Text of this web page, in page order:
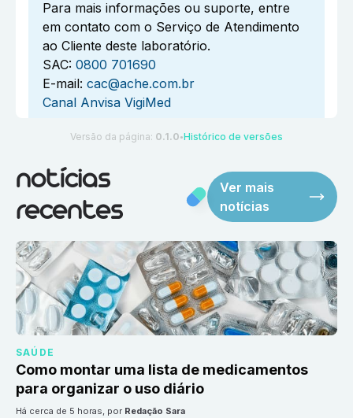
Para mais informações ou suporte, entre
em contato com o Serviço de Atendimento
ao Cliente deste laboratório.
SAC: 0800 701690
E-mail: cac@ache.com.br
Canal Anvisa VigiMed
Versão da página: 0.1.0 ●Histórico de versões
notícias
recentes
Ver mais
notícias
SAÚDE
Como montar uma lista de medicamentos
para organizar o uso diário
há cerca de 5 horas, por Redação Sara